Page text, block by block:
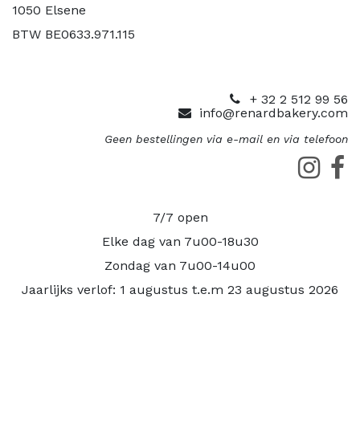
1050 Elsene
BTW BE0633.971.115
+ 32 2 512 99 56
info@renardbakery.com
Geen bestellingen via e-mail en via telefoon
7/7 open
Elke dag van 7u00-18u30
Zondag van 7u00-14u00
Jaarlijks verlof: 1 augustus t.e.m 23 augustus 2026